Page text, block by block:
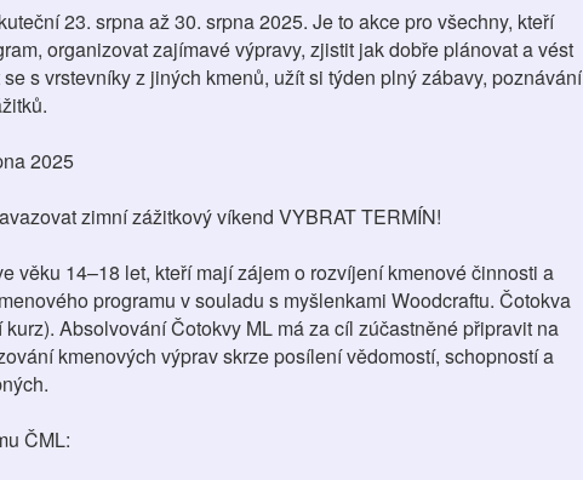
23. srpna až 30. srpna 2025. Je to akce pro všechny, kteří
organizovat zajímavé výpravy, zjistit jak dobře plánovat a vést
s vrstevníky z jiných kmenů, užít si týden plný zábavy, poznávání
2025
zimní zážitkový víkend VYBRAT TERMÍN!
věku 14–18 let, kteří mají zájem o rozvíjení kmenové činnosti a
programu v souladu s myšlenkami Woodcraftu. Čotokva
Absolvování Čotokvy ML má za cíl zúčastněné připravit na
kmenových výprav skrze posílení vědomostí, schopností a
ČML: